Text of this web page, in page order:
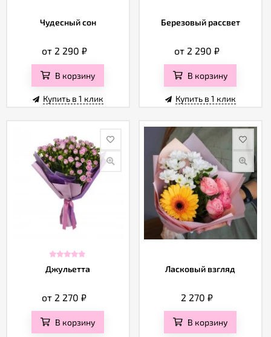
Чудесный сон
от 2 290 ₽
В корзину
Купить в 1 клик
Березовый рассвет
от 2 290 ₽
В корзину
Купить в 1 клик
Джульетта
от 2 270₽
В корзину
Ласковый взгляд
2 270 ₽
В корзину